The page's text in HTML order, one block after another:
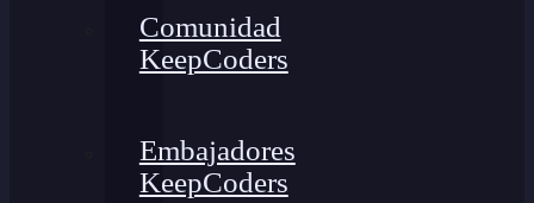
Comunidad
KeepCoders
Embajadores
KeepCoders